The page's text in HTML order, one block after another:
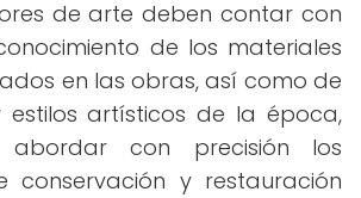
de arte deben contar con
de los materiales
en las obras, así como de
estilos artísticos de la época,
con precisión los
conservación y restauración